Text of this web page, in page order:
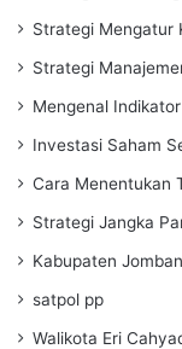
Strategi Mengatur
Strategi
Mengenal Indikator
Investasi Saham
Cara Menentukan
Strategi Jangka
Kabupaten
satpol pp
Walikota Eri